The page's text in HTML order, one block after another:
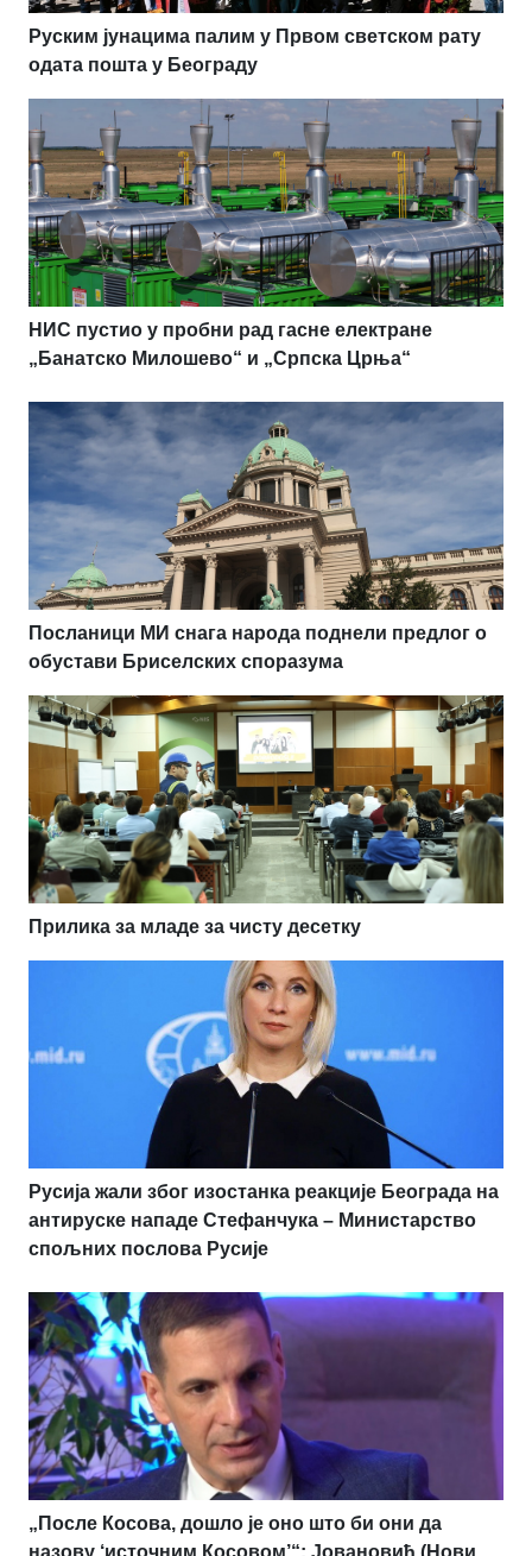
Руским јунацима палим у Првом светском рату
одата пошта у Београду
НИС пустио у пробни рад гасне електране
„Банатско Милошево“ и „Српска Црња“
Посланици МИ снага народа поднели предлог о
обустави Бриселских споразума
Прилика за младе за чисту десетку
Русија жали због изостанка реакције Београда на
антируске нападе Стефанчука – Министарство
спољних послова Русије
„После Косова, дошло је оно што би они да